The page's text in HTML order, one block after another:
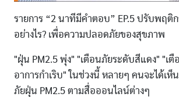
รายการ “2 นาทีมีคำตอบ” EP.5 ปรับพฤติ
อย่างไร? เพื่อความปลอดภัยของสุขภาพ
"ฝุ่น PM2.5 พุ่ง" "เตือนภัยระดับสีแดง" "เ
อาการกำเริบ" ในช่วงนี้ หลายๆ คนจะได้เห็
ภัยฝุ่น PM2.5 ตามสื่อออนไลน์ต่างๆ